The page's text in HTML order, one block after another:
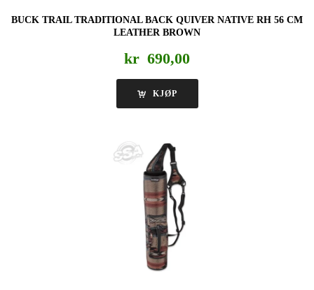
BUCK TRAIL TRADITIONAL BACK QUIVER NATIVE RH 56 CM
LEATHER BROWN
kr 690,00
KJØP